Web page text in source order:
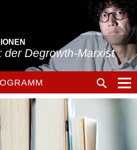
der Degrowth-Marxist